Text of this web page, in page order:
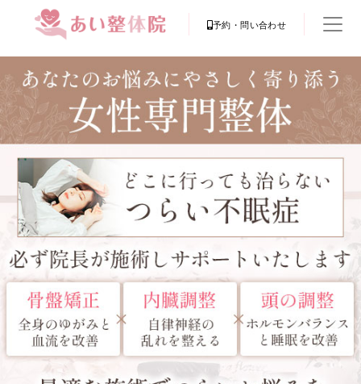
予約・問い合わせ